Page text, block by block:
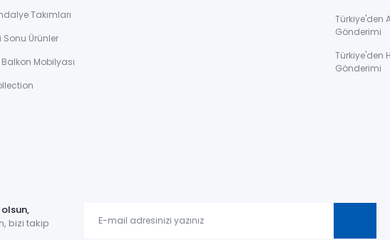
Takımları
Sonu Ürünler
Mobilyası
Türkiye'den
Gönderimi
Türkiye'den
Gönderimi
bizi takip